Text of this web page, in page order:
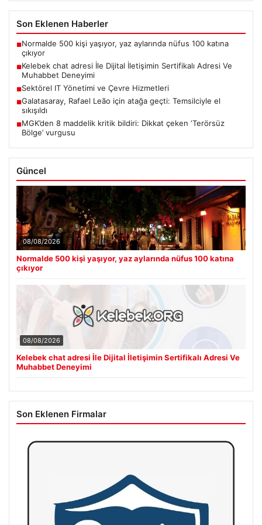
Son Eklenen Haberler
■Normalde 500 kişi yaşıyor, yaz aylarında nüfus 100 katına
çıkıyor
■Kelebek chat adresi İle Dijital İletişimin Sertifikalı Adresi Ve
Muhabbet Deneyimi
■Sektörel IT Yönetimi ve Çevre Hizmetleri
■Galatasaray, Rafael Leão için atağa geçti: Temsilciyle el
sıkışıldı
■MGK’den 8 maddelik kritik bildiri: Dikkat çeken ‘Terörsüz
Bölge’ vurgusu
Güncel
08/08/2026
Normalde 500 kişi yaşıyor, yaz aylarında nüfus 100 katına
çıkıyor
08/08/2026
Kelebek chat adresi İle Dijital İletişimin Sertifikalı Adresi Ve
Muhabbet Deneyimi
Son Eklenen Firmalar